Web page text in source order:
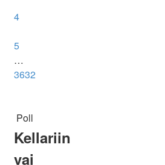
4
5
…
3632
Poll
Kellariin
vai